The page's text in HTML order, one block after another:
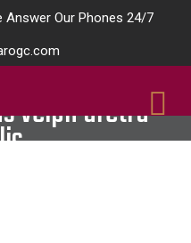
Answer Our Phones 24/7
velph aretra